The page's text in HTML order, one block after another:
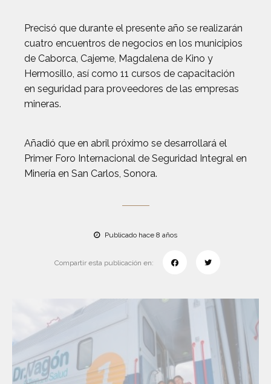
Precisó que durante el presente año se realizarán
cuatro encuentros de negocios en los municipios
de Caborca, Cajeme, Magdalena de Kino y
Hermosillo, así como 11 cursos de capacitación
en seguridad para proveedores de las empresas
mineras.
Añadió que en abril próximo se desarrollará el
Primer Foro Internacional de Seguridad Integral en
Minería en San Carlos, Sonora.
Publicado hace 8 años
Compartir esta publicación en: